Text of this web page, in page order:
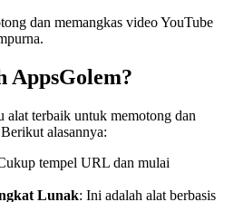
dan memangkas video YouTube
AppsGolem?
alat terbaik untuk memotong dan
alasannya:
tempel URL dan mulai
Lunak: Ini adalah alat berbasis